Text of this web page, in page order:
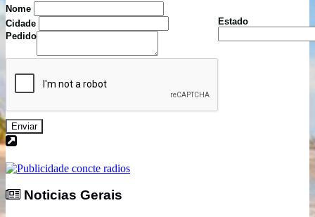
Nome
Cidade
Estado
Pedido
Enviar
Noticias Gerais